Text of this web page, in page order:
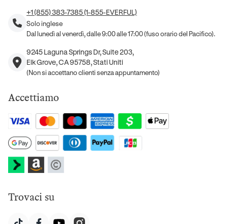
+1 (855) 383-7385 (1-855-EVERFUL)
Solo inglese
Dal lunedì al venerdì, dalle 9:00 alle 17:00 (fuso orario del Pacifico).
9245 Laguna Springs Dr, Suite 203,
Elk Grove, CA 95758, Stati Uniti
(Non si accettano clienti senza appuntamento)
Accettiamo
Trovaci su